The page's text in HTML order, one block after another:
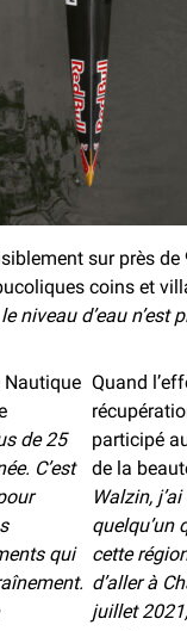
sur près
coins et
niveau d’eau n’est
Nautique
de 25
C’est
qui
Quand
participé
de la
Walzin,
quelqu’un
cette
d’aller à
juillet